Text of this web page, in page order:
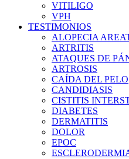
VITILIGO
VPH
TESTIMONIOS
ALOPECIA
ARTRITIS
ATAQUES DE
ARTROSIS
CAÍDA DEL PELO
CANDIDIASIS
CISTITIS
DIABETES
DERMATITIS
DOLOR
EPOC